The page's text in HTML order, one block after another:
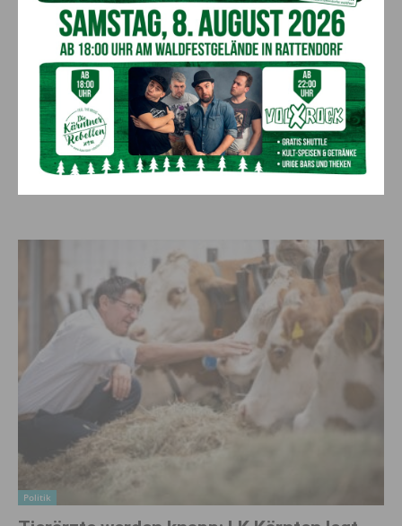
Kärnten erhöht Kinder­stipendium: Weitere
Ziele bereits in Sicht
14. September 2021
Landeshauptmann Peter Kaiser (SPÖ) hatte gestern erfreuliche
Nachrichten vom Kärntner Kinderstipendium. Durch die Erhöhung
bzw. Anpassung an die Teuerungsrate, werden nun zwei Drittel der...
Politik